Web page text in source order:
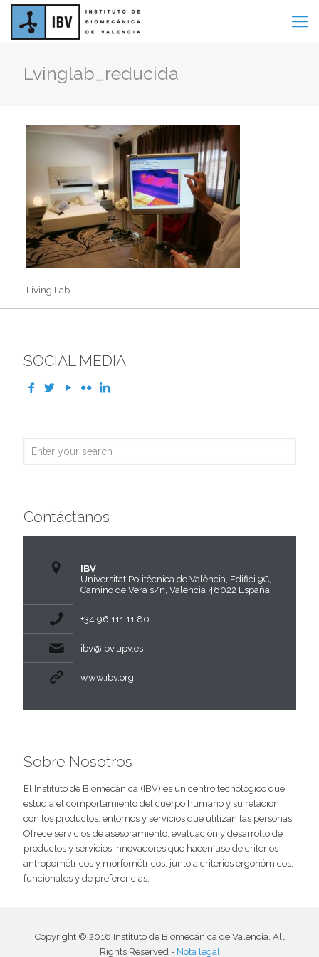
Lvinglab_reducida
Living Lab
SOCIAL MEDIA
Contáctanos
IBV
Universitat Politècnica de València, Edifici 9C,
Camino de Vera s/n, Valencia 46022 España
+34 96 111 11 80
ibv@ibv.upv.es
www.ibv.org
Sobre Nosotros
El Instituto de Biomecánica (IBV) es un centro tecnológico que
estudia el comportamiento del cuerpo humano y su relación
con los productos, entornos y servicios que utilizan las personas.
Ofrece servicios de asesoramiento, evaluación y desarrollo de
productos y servicios innovadores que hacen uso de criterios
antropométricos y morfométricos, junto a criterios ergonómicos,
funcionales y de preferencias.
Copyright © 2016 Instituto de Biomecánica de Valencia. All
Rights Reserved - Nota legal